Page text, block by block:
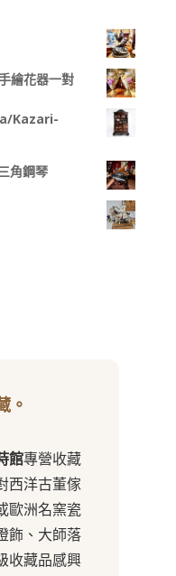
繪花器一對
Kazari-
角鋼琴
。
館專營收藏
西洋古董傢
歐洲名窯瓷
飾、大師落
收藏品感興